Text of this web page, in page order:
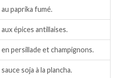
paprika fumé.
épices antillaises.
persillade et champignons.
soja à la plancha.